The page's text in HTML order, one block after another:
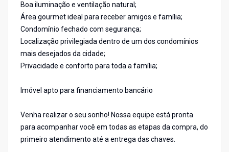
Boa iluminação e ventilação natural;
Área gourmet ideal para receber amigos e família;
Condomínio fechado com segurança;
Localização privilegiada dentro de um dos condomínios
mais desejados da cidade;
Privacidade e conforto para toda a família;
Imóvel apto para financiamento bancário
Venha realizar o seu sonho! Nossa equipe está pronta
para acompanhar você em todas as etapas da compra, do
primeiro atendimento até a entrega das chaves.